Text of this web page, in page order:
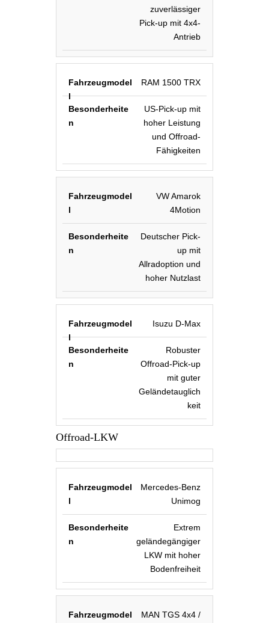
zuverlässiger
Pick-up mit 4x4-
Antrieb
RAM 1500 TRX
US-Pick-up mit
hoher Leistung
und Offroad-
Fähigkeiten
VW Amarok
4Motion
Deutscher Pick-
up mit
Allradoption und
hoher Nutzlast
Isuzu D-Max
Robuster
Offroad-Pick-up
mit guter
Geländetauglich
keit
Offroad-LKW
Mercedes-Benz
Unimog
Extrem
geländegängiger
LKW mit hoher
Bodenfreiheit
MAN TGS 4x4 /